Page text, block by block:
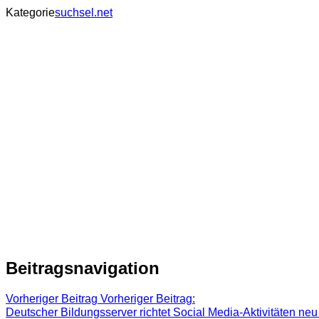
Kategoriesuchsel.net
Beitragsnavigation
Vorheriger Beitrag Vorheriger Beitrag:
Deutscher Bildungsserver richtet Social Media-Aktivitäten